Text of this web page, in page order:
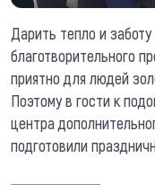
Дарить тепло и
благотворительного
приятно для людей
Поэтому в гости к
центра
подготовили